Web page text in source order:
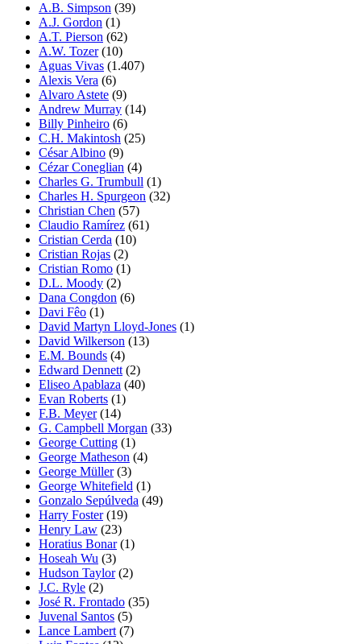
A.B. Simpson (39)
A.J. Gordon (1)
A.T. Pierson (62)
A.W. Tozer(10)
Aguas Vivas (1.407)
Alexis Vera (6)
Alvaro Astete (9)
Andrew Murray (14)
Billy Pinheiro (6)
C.H. Makintosh (25)
César Albino (9)
Cézar Coneglian (4)
Charles G. Trumbull (1)
Charles H. Spurgeon (32)
Christian Chen (57)
Claudio Ramírez (61)
Cristian Cerda (10)
Cristian Rojas (2)
Cristian Romo (1)
D.L. Moody (2)
Dana Congdon (6)
Davi Fêo (1)
David Martyn Lloyd-Jones (1)
David Wilkerson (13)
E.M. Bounds (4)
Edward Dennett(2)
Eliseo Apablaza (40)
Evan Roberts (1)
F.B. Meyer(14)
G. Campbell Morgan (33)
George Cutting (1)
George Matheson (4)
George Müller(3)
George Whitefield (1)
Gonzalo Sepúlveda (49)
Harry Foster(19)
Henry Law (23)
Horatius Bonar(1)
Hoseah Wu (3)
Hudson Taylor(2)
J.C. Ryle (2)
José R. Frontado (35)
Juvenal Santos (5)
Lance Lambert(7)